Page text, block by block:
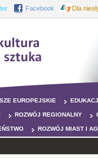
Facebook Dla
EUROPEJSKIE
ROZWÓJ REGIONALNY
ROZWÓJ MIAST I